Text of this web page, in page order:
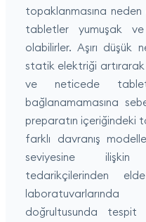
topaklanmasına
tabletler yumuşak
olabilirler. Aşırı düşük
statik elektriği artırarak
ve neticede
bağlanamamasına
preparatın içeriğindeki
farklı davranış
seviyesine
tedarikçilerinden
doğrultusunda tespit